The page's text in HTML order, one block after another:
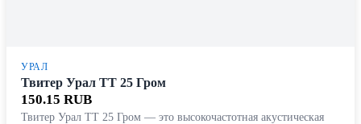
УРАЛ
Твитер Урал ТТ 25 Гром
150.15 RUB
Твитер Урал ТТ 25 Гром — это высокочастотная акустическая